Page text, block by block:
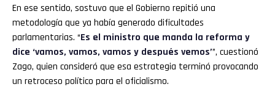
En ese sentido, sostuvo que el Gobierno repitió una
metodología que ya había generado dificultades
parlamentarias. “Es el ministro que manda la reforma y
dice ‘vamos, vamos, vamos y después vemos’”, cuestionó
Zago, quien consideró que esa estrategia terminó provocando
un retroceso político para el oficialismo.